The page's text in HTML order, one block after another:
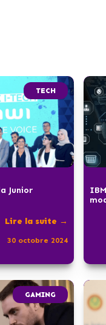
TECH
Junior
Lire la suite →
30 octobre 2024
GAMING